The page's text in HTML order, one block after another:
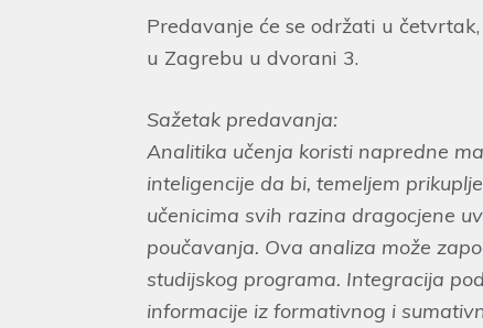
Predavanje će se održati u
u Zagrebu u dvorani 3.
Sažetak predavanja:
Analitika učenja koristi napredne
inteligencije da bi, temeljem
učenicima svih razina dragocjene
poučavanja. Ova analiza može
studijskog programa. Integracija
informacije iz formativnog i